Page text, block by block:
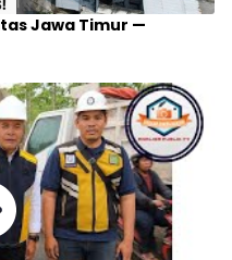
Jawa Timur —